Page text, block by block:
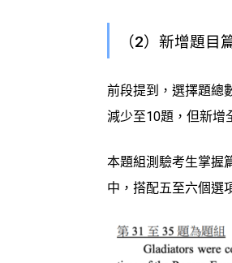
（2）新增題目
前段提到，選擇題總
減少至10題， 但新增
本題組測驗考生掌握
中，搭配五至六個選